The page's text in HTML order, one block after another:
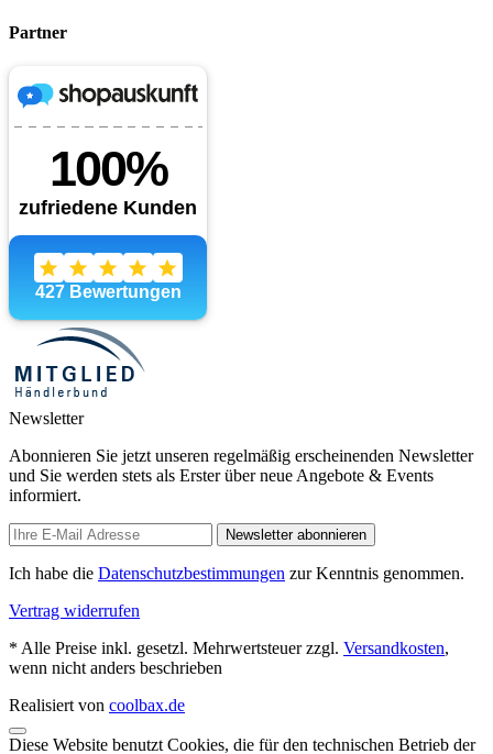
Partner
Newsletter
Abonnieren Sie jetzt unseren regelmäßig erscheinenden Newsletter
und Sie werden stets als Erster über neue Angebote & Events
informiert.
Newsletter abonnieren
Ich habe die Datenschutzbestimmungen zur Kenntnis genommen.
Vertrag widerrufen
* Alle Preise inkl. gesetzl. Mehrwertsteuer zzgl. Versandkosten,
wenn nicht anders beschrieben
Realisiert von coolbax.de
Diese Website benutzt Cookies, die für den technischen Betrieb der